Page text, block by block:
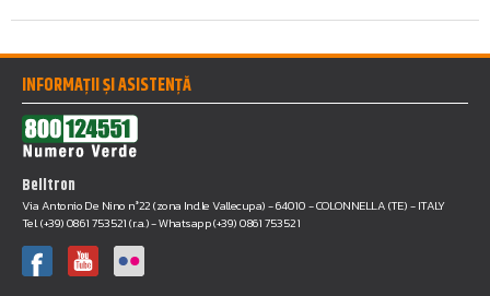
INFORMAȚII ȘI ASISTENȚĂ
Belltron
Via Antonio De Nino n°22 (zona Ind.le Vallecupa) - 64010 - COLONNELLA (TE) - ITALY
Tel. (+39) 0861 753521 (r.a.) - Whatsapp (+39) 0861 753521